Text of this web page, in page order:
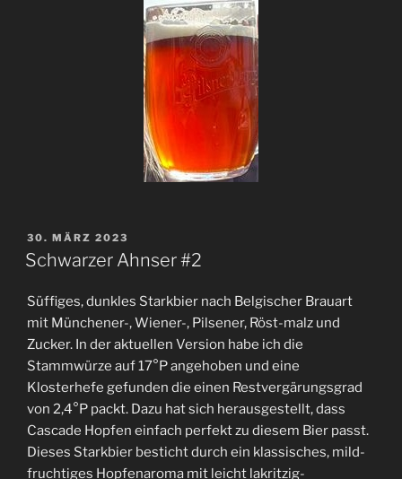
VERÖFFENTLICHT
AM
30. MÄRZ 2023
Schwarzer Ahnser #2
Süffiges, dunkles Starkbier nach Belgischer Brauart
mit Münchener-, Wiener-, Pilsener, Röst-malz und
Zucker. In der aktuellen Version habe ich die
Stammwürze auf 17°P angehoben und eine
Klosterhefe gefunden die einen Restvergärungsgrad
von 2,4°P packt. Dazu hat sich herausgestellt, dass
Cascade Hopfen einfach perfekt zu diesem Bier passt.
Dieses Starkbier besticht durch ein klassisches, mild-
fruchtiges Hopfenaroma mit leicht lakritzig-